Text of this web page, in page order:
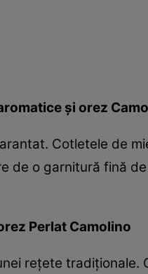
și orez
Cotletele de
de o garnitură fină
Perlat Camolino
rețete tradiționale.